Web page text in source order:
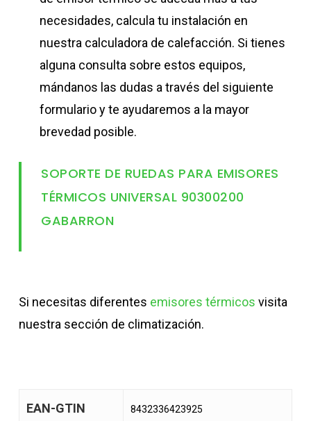
necesidades, calcula tu instalación en
nuestra calculadora de calefacción. Si tienes
alguna consulta sobre estos equipos,
mándanos las dudas a través del siguiente
formulario y te ayudaremos a la mayor
brevedad posible.
SOPORTE DE RUEDAS PARA EMISORES
TÉRMICOS UNIVERSAL 90300200
GABARRON
Si necesitas diferentes emisores térmicos visita
nuestra sección de climatización.
EAN-GTIN 8432336423925